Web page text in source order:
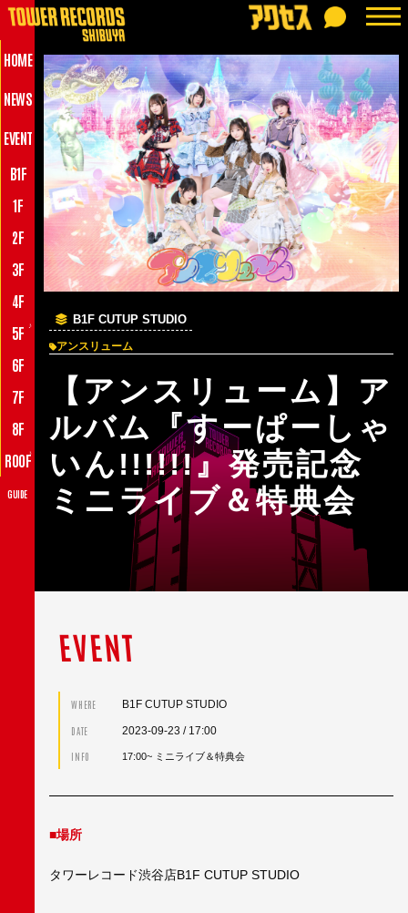
HOME
NEWS
EVENT
B1F
1F
2F
3F
4F
5F
♪
6F
7F
8F
ROOF♪
GUIDE
B1F CUTUP STUDIO
アンスリューム
【アンスリューム】ア
ルバム『すーぱーしゃ
いん!!!!!!』発売記念
ミニライブ＆特典会
EVENT
WHERE B1F CUTUP STUDIO
DATE 2023-09-23 / 17:00
INFO 17:00~ ミニライブ＆特典会
■場所
タワーレコード渋谷店B1F CUTUP STUDIO